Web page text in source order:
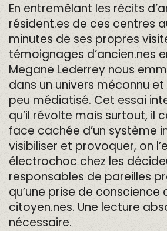
En entremêlant les récits
résident.es de ces centres
minutes de ses propres
témoignages d’ancien.nes
Megane Lederrey nous
dans un univers méconnu
peu médiatisé. Cet essai
qu’il révolte mais surtout, il
face cachée d’un système
visibiliser et provoquer, on
électrochoc chez les
responsables de pareilles
qu’une prise de conscience
citoyen.nes. Une lecture
nécessaire.